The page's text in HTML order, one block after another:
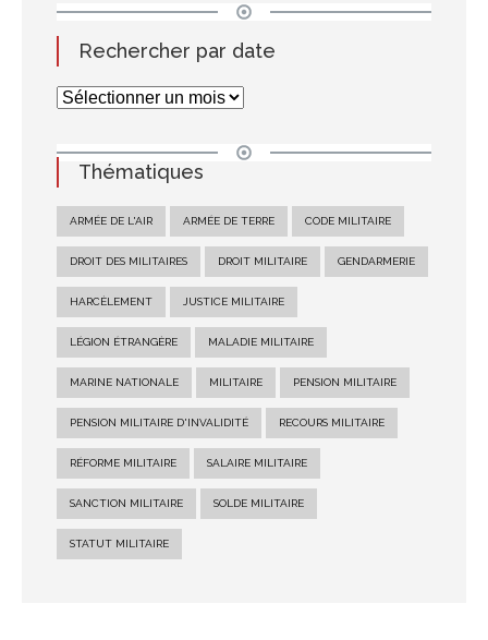
Rechercher par date
Thématiques
ARMÉE DE L'AIR ARMÉE DE TERRE CODE MILITAIRE
DROIT DES MILITAIRES DROIT MILITAIRE GENDARMERIE
HARCÈLEMENT JUSTICE MILITAIRE
LÉGION ÉTRANGÈRE MALADIE MILITAIRE
MARINE NATIONALE MILITAIRE PENSION MILITAIRE
PENSION MILITAIRE D'INVALIDITÉ RECOURS MILITAIRE
RÉFORME MILITAIRE SALAIRE MILITAIRE
SANCTION MILITAIRE SOLDE MILITAIRE
STATUT MILITAIRE